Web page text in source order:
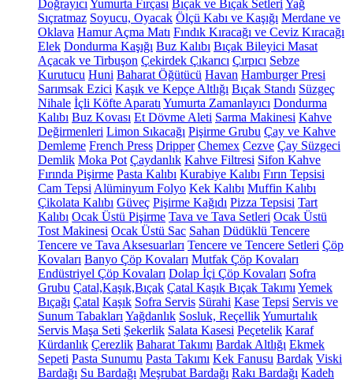
Doğrayıcı Yumurta Fırçası Bıçak ve Bıçak Setleri Yağ
Sıçratmaz Soyucu, Oyacak Ölçü Kabı ve Kaşığı Merdane ve
Oklava Hamur Açma Matı Fındık Kıracağı ve Ceviz Kıracağı
Elek Dondurma Kaşığı Buz Kalıbı Bıçak Bileyici Masat
Açacak ve Tirbuşon Çekirdek Çıkarıcı Çırpıcı Sebze
Kurutucu Huni Baharat Öğütücü Havan Hamburger Presi
Sarımsak Ezici Kaşık ve Kepçe Altlığı Bıçak Standı Süzgeç
Nihale İçli Köfte Aparatı Yumurta Zamanlayıcı Dondurma
Kalıbı Buz Kovası Et Dövme Aleti Sarma Makinesi Kahve
Değirmenleri Limon Sıkacağı Pişirme Grubu Çay ve Kahve
Demleme French Press Dripper Chemex Cezve Çay Süzgeci
Demlik Moka Pot Çaydanlık Kahve Filtresi Sifon Kahve
Fırında Pişirme Pasta Kalıbı Kurabiye Kalıbı Fırın Tepsisi
Cam Tepsi Alüminyum Folyo Kek Kalıbı Muffin Kalıbı
Çikolata Kalıbı Güveç Pişirme Kağıdı Pizza Tepsisi Tart
Kalıbı Ocak Üstü Pişirme Tava ve Tava Setleri Ocak Üstü
Tost Makinesi Ocak Üstü Sac Sahan Düdüklü Tencere
Tencere ve Tava Aksesuarları Tencere ve Tencere Setleri Çöp
Kovaları Banyo Çöp Kovaları Mutfak Çöp Kovaları
Endüstriyel Çöp Kovaları Dolap İçi Çöp Kovaları Sofra
Grubu Çatal,Kaşık,Bıçak Çatal Kaşık Bıçak Takımı Yemek
Bıçağı Çatal Kaşık Sofra Servis Sürahi Kase Tepsi Servis ve
Sunum Tabakları Yağdanlık Sosluk, ReçellikYumurtalık
Servis Maşa Seti Şekerlik Salata Kasesi Peçetelik Karaf
Kürdanlık Çerezlik Baharat Takımı Bardak Altlığı Ekmek
Sepeti Pasta Sunumu Pasta Takımı Kek Fanusu Bardak Viski
Bardağı Su Bardağı Meşrubat Bardağı Rakı Bardağı Kadeh